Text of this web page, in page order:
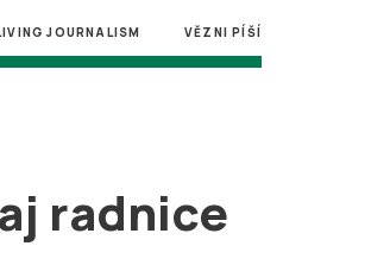
JOURNALISM VĚZNI PÍŠÍ
radnice